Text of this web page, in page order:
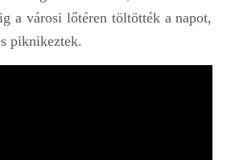
a városi lőtéren töltötték a napot,
piknikeztek.